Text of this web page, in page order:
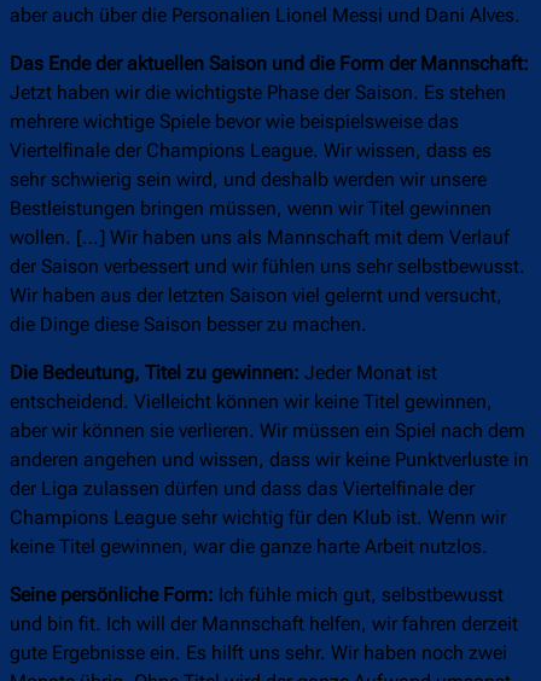
aber auch über die Personalien Lionel Messi und Dani Alves.
Das Ende der aktuellen Saison und die Form der Mannschaft:
Jetzt haben wir die wichtigste Phase der Saison. Es stehen
mehrere wichtige Spiele bevor wie beispielsweise das
Viertelfinale der Champions League. Wir wissen, dass es
sehr schwierig sein wird, und deshalb werden wir unsere
Bestleistungen bringen müssen, wenn wir Titel gewinnen
wollen. […] Wir haben uns als Mannschaft mit dem Verlauf
der Saison verbessert und wir fühlen uns sehr selbstbewusst.
Wir haben aus der letzten Saison viel gelernt und versucht,
die Dinge diese Saison besser zu machen.
Die Bedeutung, Titel zu gewinnen: Jeder Monat ist
entscheidend. Vielleicht können wir keine Titel gewinnen,
aber wir können sie verlieren. Wir müssen ein Spiel nach dem
anderen angehen und wissen, dass wir keine Punktverluste in
der Liga zulassen dürfen und dass das Viertelfinale der
Champions League sehr wichtig für den Klub ist. Wenn wir
keine Titel gewinnen, war die ganze harte Arbeit nutzlos.
Seine persönliche Form: Ich fühle mich gut, selbstbewusst
und bin fit. Ich will der Mannschaft helfen, wir fahren derzeit
gute Ergebnisse ein. Es hilft uns sehr. Wir haben noch zwei